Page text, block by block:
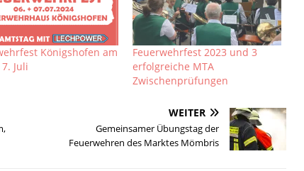
Königshofen am
Juli
Feuerwehrfest 2023 und 3
erfolgreiche MTA
Zwischenprüfungen
WEITER
Gemeinsamer Übungstag der
Feuerwehren des Marktes Mömbris